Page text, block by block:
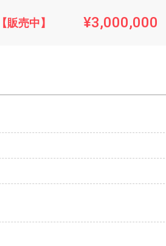
【販売中】 ¥3,000,000